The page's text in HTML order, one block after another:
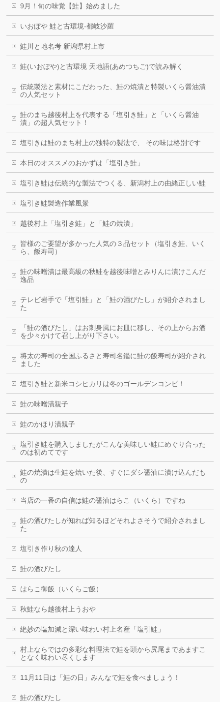
9月！旬の味覚【鮭】始めました
いおぼや 鮭と古環境-都岐沙羅
鮭川と地名考 新潟県村上市
鮭(いおぼや)と古環境 天地語(あめつちご)で読み解く
伝統製法と素材にこだわった、鮭の焼漬と特製いくら醤油漬
の人気セット
鮭のまち越後村上を代表する「塩引き鮭」と「いくら醤油
漬」の超人気セット！
塩引きは鮭のまち村上の独特の製法で、 その味は格別です
本日のオススメのおかずは「塩引き鮭」
塩引き鮭は伝統的な製法でつくる、新潟村上の由緒正しい鮭
塩引き鮭製造作業風景
越後村上「塩引き鮭」と「鮭の焼漬」
皆様のご要望が多かった人気の３品セット（塩引き鮭、いく
ら、飯寿司）
鮭の味噌漬は最高級の秋鮭を越後味噌とみりんに漬けこんだ
逸品
テレビ岩手で「塩引鮭」と「鮭の酒びたし」が紹介されまし
た
「鮭の酒びたし」はお刺身風にお皿に移し、その上からお酒
を少々かけて召し上がり下さい｡
将太の寿司の全国ふるさと寿司名鑑に鮭の飯寿司が紹介され
ました
塩引き鮭と新米コシヒカリは冬のゴールデンコンビ！
鮭の味噌漬親子
鮭のかほり漬親子
塩引き鮭を購入しましたがこんな美味しい鮭にめぐり合った
のは初めてです
鮭の焼漬は生鮭を焼いた後、すぐにダシ醤油に漬け込んだも
の
当店の一番の自信は鮭の醤油はらこ（いくら）ですね
鮭の酒びたしが知れば知るほどそれよさそうで紹介されまし
た
塩引き作り秋の達人
鮭の酒びたし
はらこ御飯（いくらご飯）
秋鮭なら越後村上うおや
絶妙の塩加減と深い味わい村上名産「塩引鮭」
村上ならではの多彩な料理法で鮭を頭から尻尾まであますこ
となく味わい尽くします
11月11日は「鮭の日」みんなで鮭を食べましょう！
鮭の酒びたし